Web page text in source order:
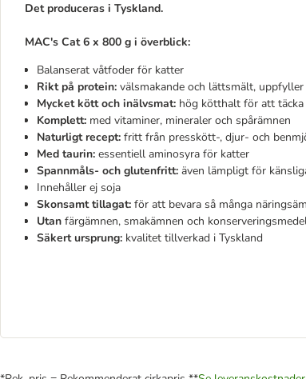
Det produceras i Tyskland.
MAC's Cat 6 x 800 g i överblick:
Balanserat våtfoder för katter
Rikt på protein: välsmakande och lättsmält,
Mycket kött och inälvsmat: hög kötthalt för att
Komplett: med vitaminer, mineraler och spårämnen
Naturligt recept: fritt från presskött-, djur- och
Med taurin: essentiell aminosyra för katter
Spannmåls- och glutenfritt: även lämpligt för
Innehåller ej soja
Skonsamt tillagat: för att bevara så många
Utan färgämnen, smakämnen och
Säkert ursprung: kvalitet tillverkad i Tyskland